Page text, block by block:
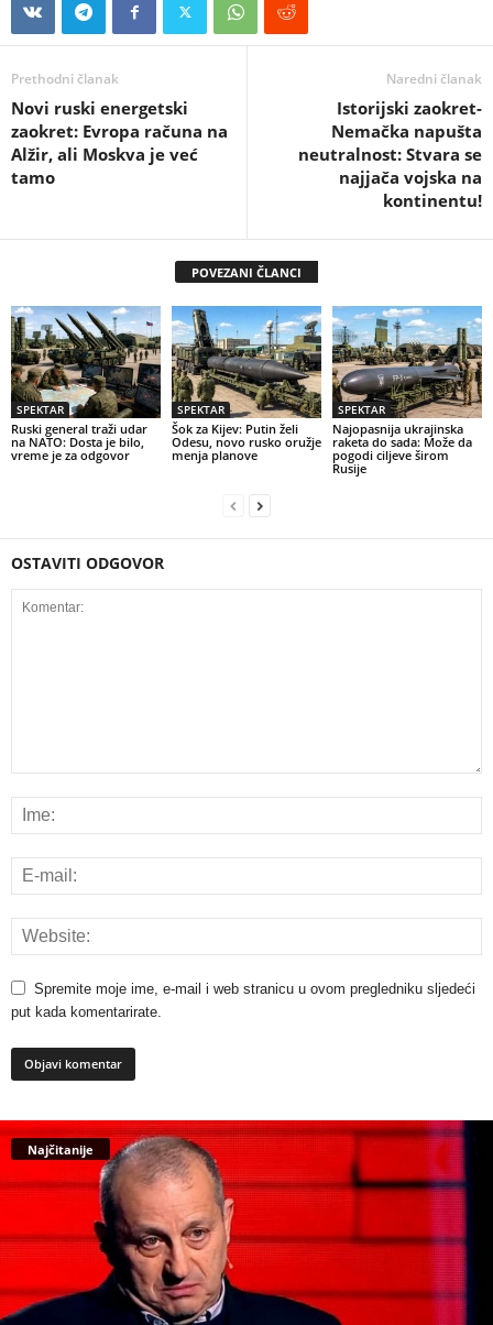
Prethodni članak
Novi ruski energetski
zaokret: Evropa računa na
Alžir, ali Moskva je već
tamo
Naredni članak
Istorijski zaokret-
Nemačka napušta
neutralnost: Stvara se
najjača vojska na
kontinentu!
POVEZANI ČLANCI
SPEKTAR
Ruski general traži udar
na NATO: Dosta je bilo,
vreme je za odgovor
SPEKTAR
Šok za Kijev: Putin želi
Odesu, novo rusko oružje
menja planove
SPEKTAR
Najopasnija ukrajinska
raketa do sada: Može da
pogodi ciljeve širom
Rusije
OSTAVITI ODGOVOR
Spremite moje ime, e-mail i web stranicu u ovom pregledniku sljedeći
put kada komentarirate.
Najčitanije